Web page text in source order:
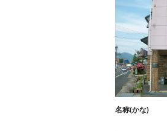
名称(かな)